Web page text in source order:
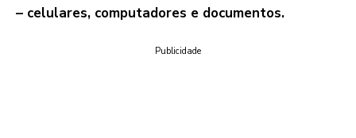
– celulares, computadores e documentos.
Publicidade